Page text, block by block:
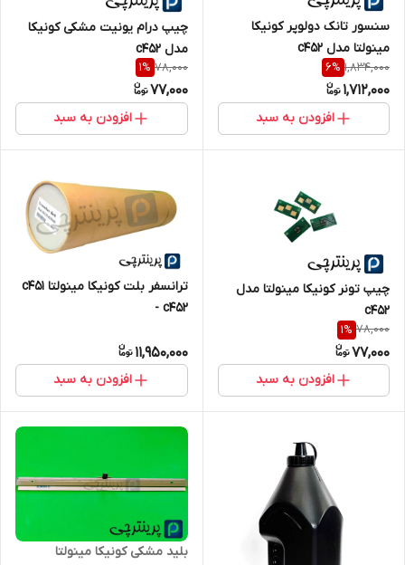
سنسور تانک دولوپر کونیکا
مینولتا مدل c452
1,834,000
6%
1,712,000
افزودن به سبد
چیپ درام یونیت مشکی کونیکا
مدل c452
78,000
1%
77,000
افزودن به سبد
چیپ تونر کونیکا مینولتا مدل
c452
78,000
1%
77,000
افزودن به سبد
ترانسفر بلت کونیکا مینولتا c451
- c452
11,950,000
افزودن به سبد
بلید مشکی کونیکا مینولتا